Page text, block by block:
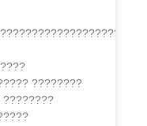
????????
????????